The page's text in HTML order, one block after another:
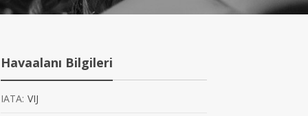
UÇAKLAR
Havaalanı Bilgileri
IATA: VIJ